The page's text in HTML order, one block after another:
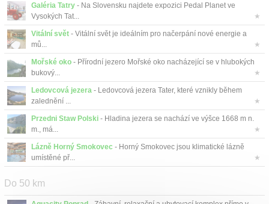
Galéria Tatry - Na Slovensku najdete expozici Pedal Planet ve
Vysokých Tat...
★
Vitální svět - Vitální svět je ideálním pro načerpání nové energie a
mů...
★
Mořské oko - Přírodní jezero Mořské oko nacházející se v hlubokých
bukový...
★
Ledovcová jezera - Ledovcová jezera Tater, které vznikly během
zalednění ...
★
Przedni Staw Polski - Hladina jezera se nachází ve výšce 1668 m n.
m., má...
★
Lázně Horný Smokovec - Horný Smokovec jsou klimatické lázně
umístěné př...
★
Do 50 km